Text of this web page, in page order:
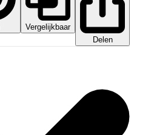
Vergelijkbaar
Delen